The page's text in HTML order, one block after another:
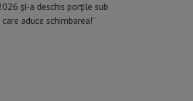
și-a deschis porțile sub
aduce schimbarea!”